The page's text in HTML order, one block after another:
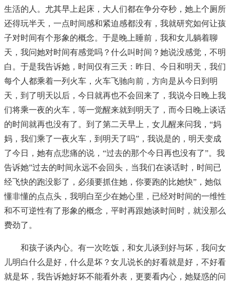
生活的人。尤其早上起床，大人们都在争分夺秒，她上个厕所
还得玩半天，一点时间感和紧迫感都没有，我就研究如何让孩
子对时间有个形象的概念。于是晚上睡前，我和女儿躺着聊
天，我问她对时间有感觉吗？什么叫时间？她说没感觉，不明
白。于是我告诉她，时间仅有三天：昨日、今日和明天，我们
每个人都乘着一列火车，火车飞驰向前，方向是从今日到明
天，到了明天以后，今日就再也不会回来了，我说今日晚上我
们将乘一夜的火车，等一觉醒来就到明天了，而今日晚上谈话
的时间就再也没有了。到了第二天早上，女儿醒来问我，“妈
妈，我们乘了一夜火车，到明天了吗”，我说是的，明天变成
了今日，她有点悲痛的说，“过去的那个今日再也没有了”。我
告诉她”过去的时间永远不会回头，当我们在谈话时，时间已
经飞快的跑没影了，必须要抓住她，你要跑的比她快”，她似
懂非懂的点点头，我明白至少在她心里，已经对时间的一维性
和不可逆性有了形象的概念，平时再跟她谈时间时，就没那么
费劲了。
和孩子谈内心。有一次吃饭，和女儿谈到好与坏，我问女
儿明白什么是好，什么是坏？女儿说长的好看就是好，不好看
就是坏，我告诉她好坏不能看外表，更要看内心，她疑惑的问